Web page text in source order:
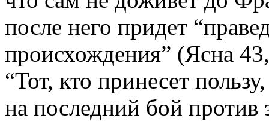
после него придет
происхождения” (Ясна
“Тот, кто принесет
на последний бой против